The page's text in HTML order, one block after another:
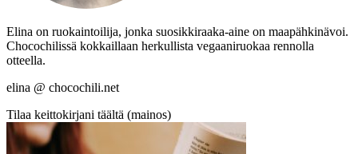
Elina on ruokaintoilija, jonka suosikkiraaka-aine on maapähkinävoi.
Chocochilissä kokkaillaan herkullista vegaaniruokaa rennolla
otteella.
elina @ chocochili.net
Tilaa keittokirjani täältä (mainos)